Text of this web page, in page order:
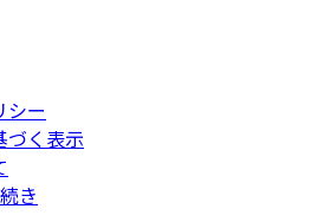
シー
づく表示
き